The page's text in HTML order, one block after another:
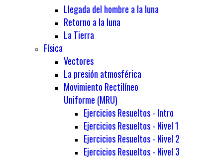
Llegada del hombre a la luna
Retorno a la luna
La Tierra
Física
Vectores
La presión atmosférica
Movimiento Rectilíneo
Uniforme (MRU)
Ejercicios Resueltos - Intro
Ejercicios Resueltos - Nivel 1
Ejercicios Resueltos - Nivel 2
Ejercicios Resueltos - Nivel 3